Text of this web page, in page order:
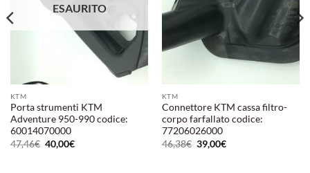
ESAURITO
KTM
Porta strumenti KTM
Adventure 950-990 codice:
60014070000
47,46€ Il
prezzo
40,00€Il
KTM
Connettore KTM cassa filtro-
corpo farfallato codice:
77206026000
46,38€ Il
prezzo
39,00€Il